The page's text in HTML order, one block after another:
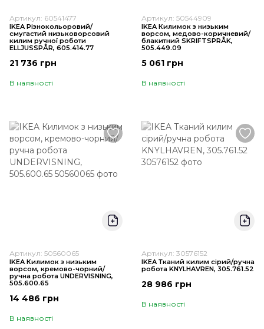
Артикул: 60541477
IKEA Різнокольоровий/
смугастий низьковорсовий
килим ручної роботи
ELLJUSSPÅR, 605.414.77
21 736 грн
В наявності
Артикул: 50544909
IKEA Килимок з низьким
ворсом, медово-коричневий/
блакитний SKRIFTSPRÅK,
505.449.09
5 061 грн
В наявності
Артикул: 50560065
IKEA Килимок з низьким
ворсом, кремово-чорний/
ручна робота UNDERVISNING,
505.600.65
14 486 грн
В наявності
Артикул: 30576152
IKEA Тканий килим сірий/ручна
робота KNYLHAVREN, 305.761.52
28 986 грн
В наявності